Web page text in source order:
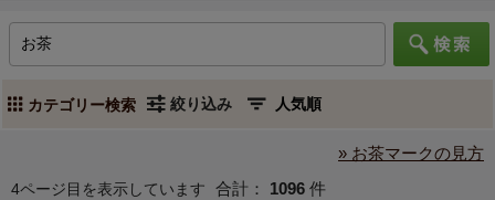
カテゴリー検索 絞り込み
» お茶マークの見方
4ページ目を表示しています 合計： 1096 件